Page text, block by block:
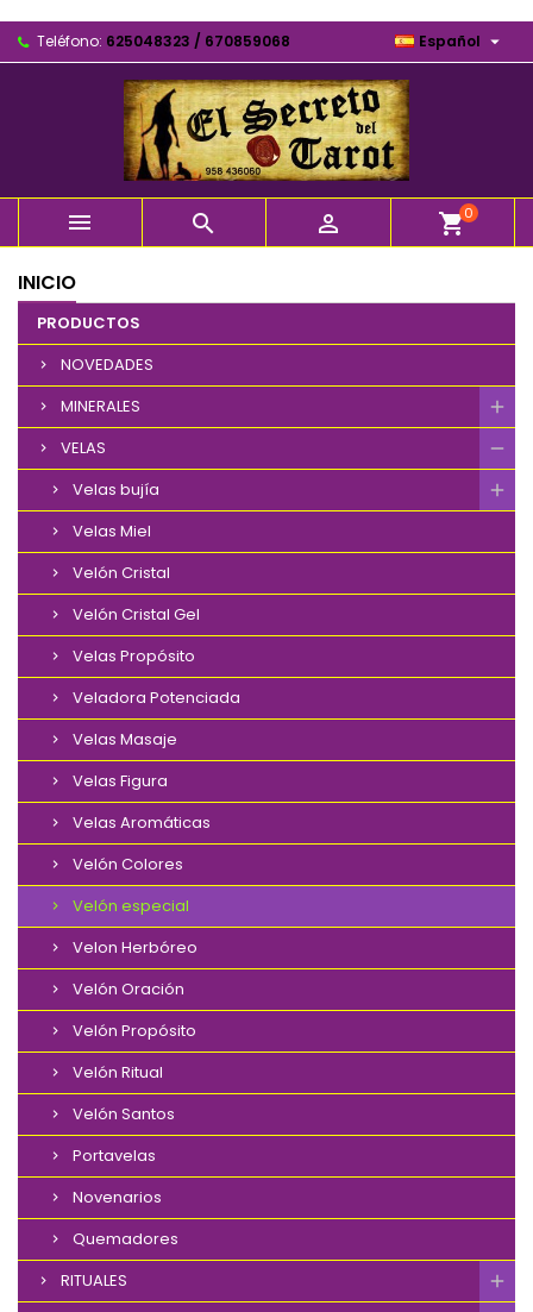
Teléfono: 625048323 / 670859068 Español 
   shopping_cart0
INICIO
PRODUCTOS
NOVEDADES
MINERALES
VELAS
Velas bujía
Velas Miel
Velón Cristal
Velón Cristal Gel
Velas Propósito
Veladora Potenciada
Velas Masaje
Velas Figura
Velas Aromáticas
Velón Colores
Velón especial
Velon Herbóreo
Velón Oración
Velón Propósito
Velón Ritual
Velón Santos
Portavelas
Novenarios
Quemadores
RITUALES